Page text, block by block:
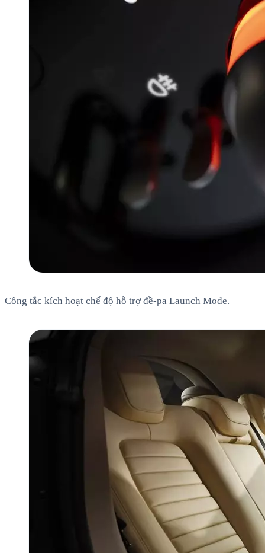
Công tắc kích hoạt chế độ hỗ trợ đề-pa Launch Mode.